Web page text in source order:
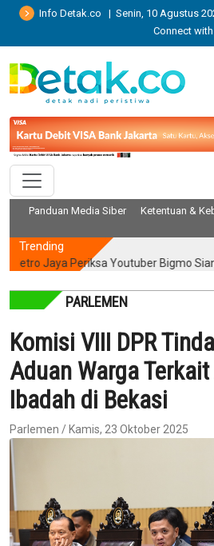
Info Detak.co | Senin, 10 Agustus
Connect
Panduan Media Siber Ketentuan &
Trending
Jaya Periksa Youtuber Bigmo Siang Ini
PARLEMEN
Komisi VIII DPR
Aduan Warga
Ibadah di Bekasi
Parlemen / Kamis, 23 Oktober 2025